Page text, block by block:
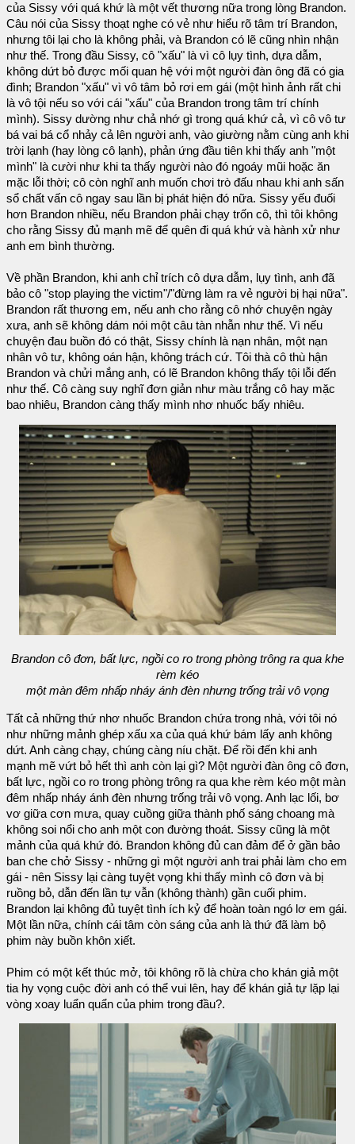
của Sissy với quá khứ là một vết thương nữa trong lòng Brandon.
Câu nói của Sissy thoạt nghe có vẻ như hiểu rõ tâm trí Brandon,
nhưng tôi lại cho là không phải, và Brandon có lẽ cũng nhìn nhận
như thế. Trong đầu Sissy, cô "xấu" là vì cô lụy tình, dựa dẫm,
không dứt bỏ được mối quan hệ với một người đàn ông đã có gia
đình; Brandon "xấu" vì vô tâm bỏ rơi em gái (một hình ảnh rất chi
là vô tội nếu so với cái "xấu" của Brandon trong tâm trí chính
mình). Sissy dường như chả nhớ gì trong quá khứ cả, vì cô vô tư
bá vai bá cổ nhảy cả lên người anh, vào giường nằm cùng anh khi
trời lạnh (hay lòng cô lạnh), phản ứng đầu tiên khi thấy anh "một
mình" là cười như khi ta thấy người nào đó ngoáy mũi hoặc ăn
mặc lỗi thời; cô còn nghĩ anh muốn chơi trò đấu nhau khi anh sấn
sổ chất vấn cô ngay sau lần bị phát hiện đó nữa. Sissy yếu đuối
hơn Brandon nhiều, nếu Brandon phải chạy trốn cô, thì tôi không
cho rằng Sissy đủ mạnh mẽ để quên đi quá khứ và hành xử như
anh em bình thường.
Về phần Brandon, khi anh chỉ trích cô dựa dẫm, lụy tình, anh đã
bảo cô "stop playing the victim"/"đừng làm ra vẻ người bị hại nữa".
Brandon rất thương em, nếu anh cho rằng cô nhớ chuyện ngày
xưa, anh sẽ không dám nói một câu tàn nhẫn như thế. Vì nếu
chuyện đau buồn đó có thật, Sissy chính là nạn nhân, một nạn
nhân vô tư, không oán hận, không trách cứ. Tôi thà cô thù hận
Brandon và chửi mắng anh, có lẽ Brandon không thấy tội lỗi đến
như thế. Cô càng suy nghĩ đơn giản như màu trắng cô hay mặc
bao nhiêu, Brandon càng thấy mình nhơ nhuốc bấy nhiêu.
Brandon cô đơn, bất lực, ngồi co ro trong phòng trông ra qua khe
rèm kéo
một màn đêm nhấp nháy ánh đèn nhưng trống trải vô vọng
Tất cả những thứ nhơ nhuốc Brandon chứa trong nhà, với tôi nó
như những mảnh ghép xấu xa của quá khứ bám lấy anh không
dứt. Anh càng chạy, chúng càng níu chặt. Để rồi đến khi anh
mạnh mẽ vứt bỏ hết thì anh còn lại gì? Một người đàn ông cô đơn,
bất lực, ngồi co ro trong phòng trông ra qua khe rèm kéo một màn
đêm nhấp nháy ánh đèn nhưng trống trải vô vọng. Anh lạc lối, bơ
vơ giữa cơn mưa, quay cuồng giữa thành phố sáng choang mà
không soi nổi cho anh một con đường thoát. Sissy cũng là một
mảnh của quá khứ đó. Brandon không đủ can đảm để ở gần bảo
ban che chở Sissy - những gì một người anh trai phải làm cho em
gái - nên Sissy lại càng tuyệt vọng khi thấy mình cô đơn và bị
ruồng bỏ, dẫn đến lần tự vẫn (không thành) gần cuối phim.
Brandon lại không đủ tuyệt tình ích kỷ để hoàn toàn ngó lơ em gái.
Một lần nữa, chính cái tâm còn sáng của anh là thứ đã làm bộ
phim này buồn khôn xiết.
Phim có một kết thúc mở, tôi không rõ là chừa cho khán giả một
tia hy vọng cuộc đời anh có thể vui lên, hay để khán giả tự lặp lại
vòng xoay luẩn quẩn của phim trong đầu?.